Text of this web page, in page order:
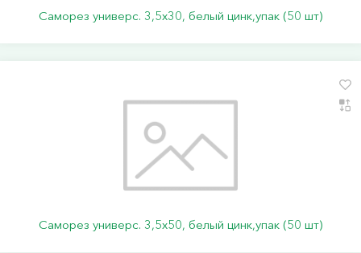
Саморез универс. 3,5х30, белый цинк,упак (50 шт)
Саморез универс. 3,5х50, белый цинк,упак (50 шт)